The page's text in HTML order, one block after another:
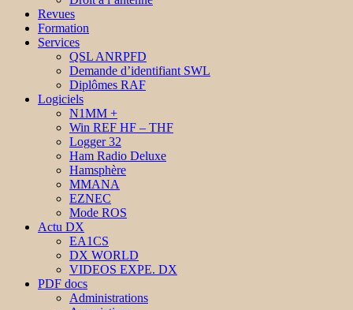
Revues
Formation
Services
QSL ANRPFD
Demande d’identifiant SWL
Diplômes RAF
Logiciels
N1MM +
Win REF HF – THF
Logger 32
Ham Radio Deluxe
Hamsphère
MMANA
EZNEC
Mode ROS
Actu DX
EA1CS
DX WORLD
VIDEOS EXPE. DX
PDF docs
Administrations